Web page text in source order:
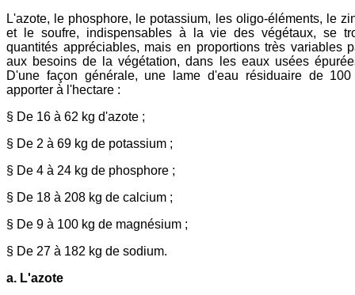
L'azote, le phosphore, le potassium, les oligo-éléments, le
et le soufre, indispensables à la vie des végétaux, se
quantités appréciables, mais en proportions très variables
aux besoins de la végétation, dans les eaux usées
D'une façon générale, une lame d'eau résiduaire de
apporter à l'hectare :
§ De 16 à 62 kg d'azote ;
§ De 2 à 69 kg de potassium ;
§ De 4 à 24 kg de phosphore ;
§ De 18 à 208 kg de calcium ;
§ De 9 à 100 kg de magnésium ;
§ De 27 à 182 kg de sodium.
a. L'azote